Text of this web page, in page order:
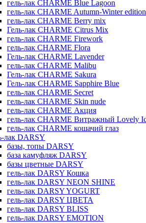
гель-лак CHARME Blue Lagoon
гель-лак CHARME Autumn-Winter edition
гель-лак CHARME Berry mix
Гель-лак CHARME Citrus Mix
гель-лак CHARME Firework
гель-лак CHARME Flora
Гель-лак CHARME Lavender
гель-лак CHARME Malibu
Гель-лак CHARME Sakura
Гель-лак CHARME Sapphire Blue
гель-лак CHARME Secret
гель-лак CHARME Skin nude
гель-лак CHARME Акция
гель-лак CHARME Витражный Lovely
гель-лак CHARME кошачий глаз
лак DARSY
базы, топы DARSY
база камуфляж DARSY
базы цветные DARSY
гель-лак DARSY Кошка
гель-лак DARSY NEON SHINE
гель-лак DARSY YOGURT
гель-лак DARSY ЦВЕТА
гель-лак DARSY BLISS
гель-лак DARSY EMOTION